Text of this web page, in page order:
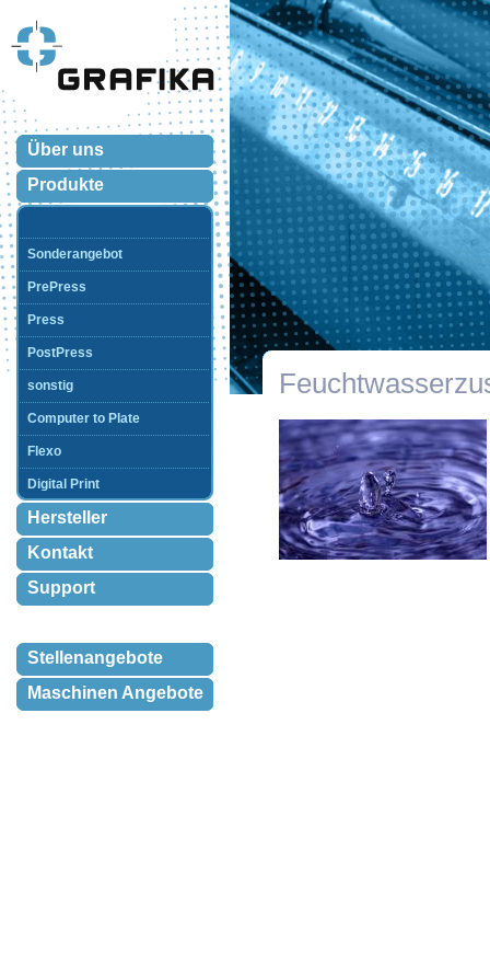
Über uns
Produkte
Sonderangebot
PrePress
Press
PostPress
sonstig
Computer to Plate
Flexo
Digital Print
Hersteller
Kontakt
Support
Stellenangebote
Maschinen Angebote